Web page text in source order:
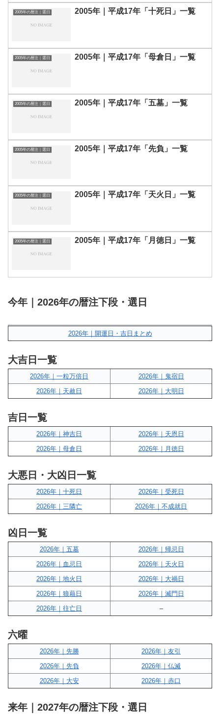
2005年の暦注｜選日 2005年｜平成17年「十死日」一覧
2005年の暦注｜選日 2005年｜平成17年「母倉日」一覧
2005年の暦注｜選日 2005年｜平成17年「五墓」一覧
2005年の暦注｜選日 2005年｜平成17年「先負」一覧
2005年の暦注｜選日 2005年｜平成17年「天火日」一覧
2005年の暦注｜選日 2005年｜平成17年「月徳日」一覧
今年｜2026年の暦注下段・選日
2026年｜開運日・吉日まとめ
大吉日一覧
2026年｜一粒万倍日
2026年｜鬼宿日
2026年｜天赦日
2026年｜大明日
吉日一覧
2026年｜神吉日
2026年｜天恩日
2026年｜母倉日
2026年｜月徳日
大悪日・大凶日一覧
2026年｜十死日
2026年｜受死日
2026年｜三隣亡
2026年｜不成就日
凶日一覧
2026年｜五墓
2026年｜帰忌日
2026年｜血忌日
2026年｜天火日
2026年｜地火日
2026年｜大禍日
2026年｜狼藉日
2026年｜滅門日
2026年｜往亡日
–
六曜
2026年｜先勝
2026年｜友引
2026年｜先負
2026年｜仏滅
2026年｜大安
2026年｜赤口
来年｜2027年の暦注下段・選日